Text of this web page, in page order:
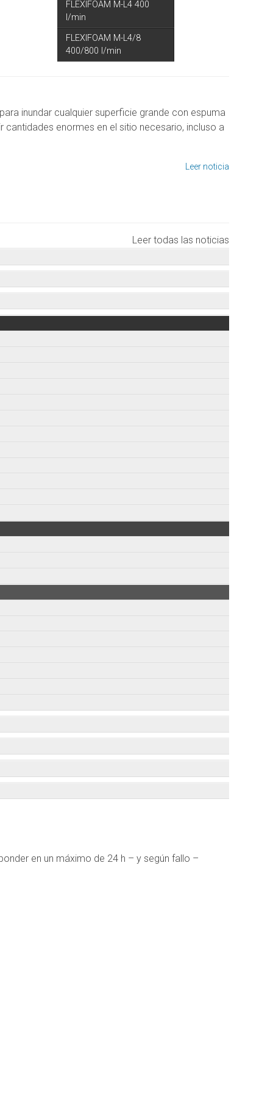
FLEXIFOAM M-L4 400
l/min
FLEXIFOAM M-L4/8
400/800 l/min
inundar cualquier superficie grande con espuma
enormes en el sitio necesario, incluso a
Leer noticia
Leer todas las noticias
en un máximo de 24 h – y según fallo –